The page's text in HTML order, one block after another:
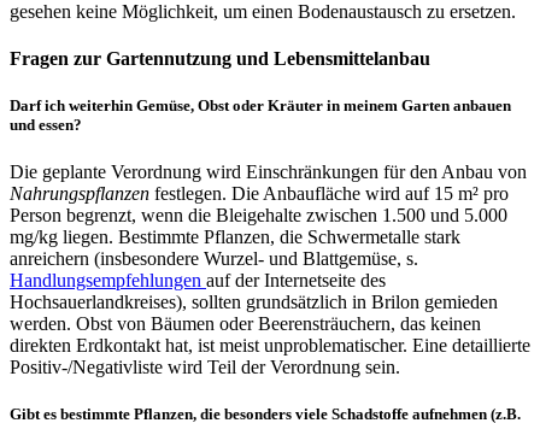
gesehen keine Möglichkeit, um einen Bodenaustausch zu ersetzen.
Fragen zur Gartennutzung und Lebensmittelanbau
Darf ich weiterhin Gemüse, Obst oder Kräuter in meinem Garten anbauen
und essen?
Die geplante Verordnung wird Einschränkungen für den Anbau von
Nahrungspflanzen festlegen. Die Anbaufläche wird auf 15 m² pro
Person begrenzt, wenn die Bleigehalte zwischen 1.500 und 5.000
mg/kg liegen. Bestimmte Pflanzen, die Schwermetalle stark
anreichern (insbesondere Wurzel- und Blattgemüse, s.
Handlungsempfehlungen auf der Internetseite des
Hochsauerlandkreises), sollten grundsätzlich in Brilon gemieden
werden. Obst von Bäumen oder Beerensträuchern, das keinen
direkten Erdkontakt hat, ist meist unproblematischer. Eine detaillierte
Positiv-/Negativliste wird Teil der Verordnung sein.
Gibt es bestimmte Pflanzen, die besonders viele Schadstoffe aufnehmen (z.B.